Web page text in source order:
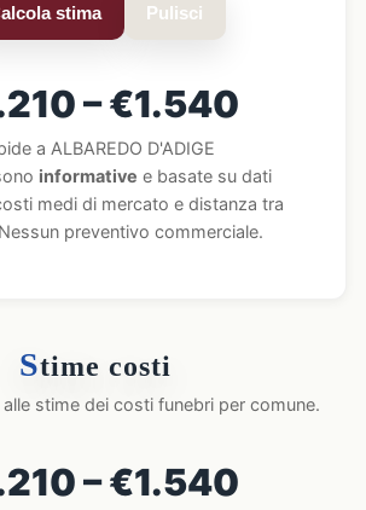
stima Pulisci
– €1.540
a ALBAREDO D'ADIGE
informative e basate su dati
medi di mercato e distanza tra
preventivo commerciale.
Stime costi
stime dei costi funebri per comune.
– €1.540